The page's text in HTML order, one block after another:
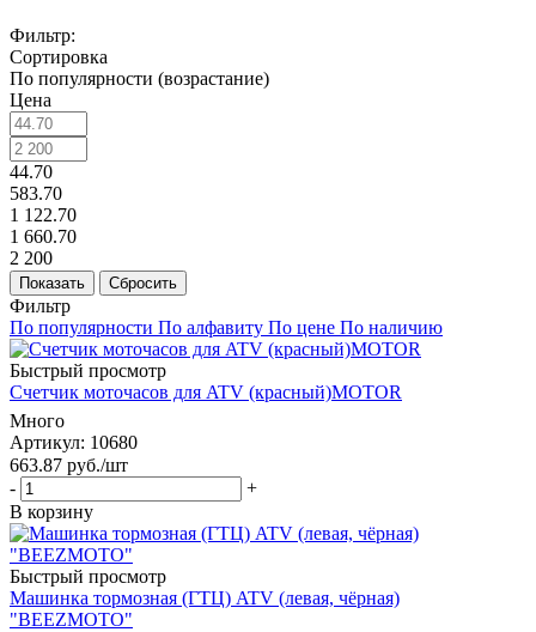
Фильтр:
Сортировка
По популярности (возрастание)
Цена
44.70
583.70
1 122.70
1 660.70
2 200
Показать Сбросить
Фильтр
По популярности По алфавиту По цене По наличию
Быстрый просмотр
Счетчик моточасов для ATV (красный)MOTOR
Много
Артикул: 10680
663.87 руб./шт
-
+
В корзину
Быстрый просмотр
Машинка тормозная (ГТЦ) ATV (левая, чёрная)
"BEEZMOTO"